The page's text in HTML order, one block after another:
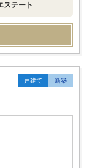
ステート
戸建て 新築